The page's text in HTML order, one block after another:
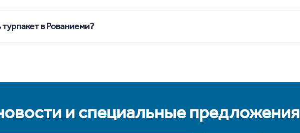
в Рованиеми?
и специальные предложения